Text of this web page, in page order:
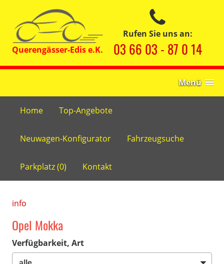
Rufen Sie uns an:
03 66 03 - 87 0 14
Menü
Home Top-Angebote
Neuwagen-Konfigurator Fahrzeugsuche
Parkplatz (0) Kontakt
info
Opel Mokka
Verfügbarkeit, Art